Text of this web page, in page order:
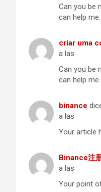
Can you be
can help me.
criar uma
a las
Can you be
can help me.
binance
a las
Your article
Binance注
a las
Your point